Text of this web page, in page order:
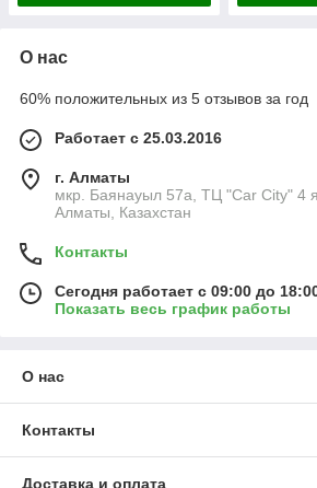
О нас
60% положительных из 5 отзывов за год
Работает с 25.03.2016
г. Алматы
мкр. Баянауыл 57а, ТЦ "Car Сity" 4
Алматы, Казахстан
Контакты
Сегодня работает с 09:00 до
Показать весь график работы
О нас
Контакты
Доставка и оплата